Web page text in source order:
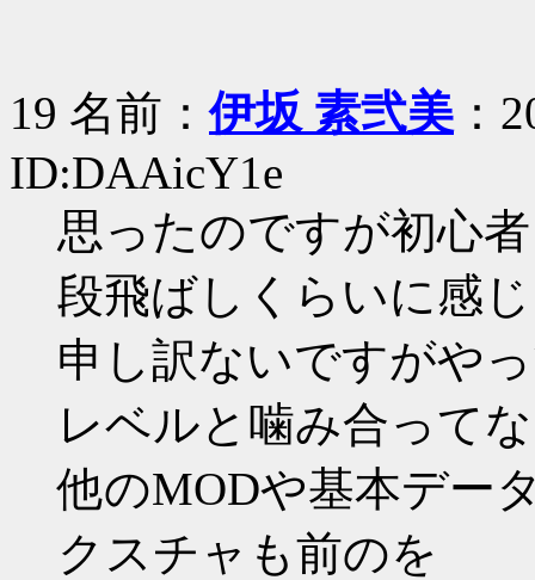
19 名前：伊坂 素弐美 ：
ID:DAAicY1e
思ったのですが初心
段飛ばしくらいに感
申し訳ないですがや
レベルと噛み合って
他のMODや基本デー
クスチャも前のを